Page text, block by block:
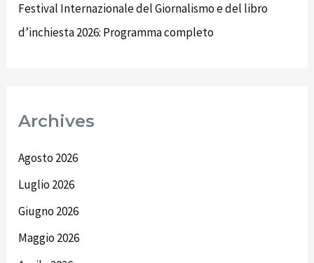
Festival Internazionale del Giornalismo e del libro
d’inchiesta 2026: Programma completo
Archives
Agosto 2026
Luglio 2026
Giugno 2026
Maggio 2026